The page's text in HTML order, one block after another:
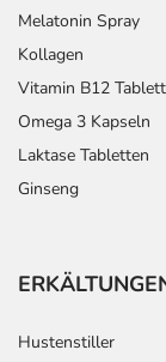
- Geschwür
- Entzündung
(vulvovaginale
-
- Rheumaknoten
- Schmerzhafte
- Kompression
- Blutvergiftung
Melatonin Spray
Kollagen
Vitamin B12
Omega 3 Kapseln
Laktase Tabletten
Ginseng
Hustenstiller